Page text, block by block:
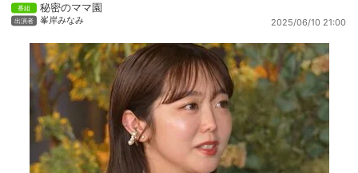
秘密のママ園
峯岸みなみ 2025/06/10 21:00